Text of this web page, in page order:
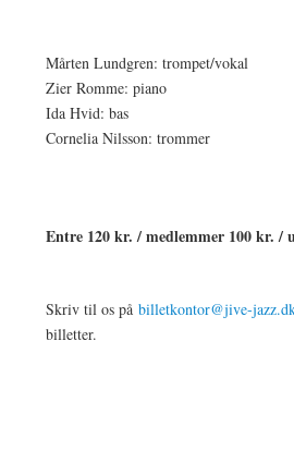
Mårten Lundgren: trompet/vokal
Zier Romme: piano
Ida Hvid: bas
Cornelia Nilsson: trommer
Entre 120 kr. / medlemmer 100 kr. /
Skriv til os på billetkontor@jive-
billetter.